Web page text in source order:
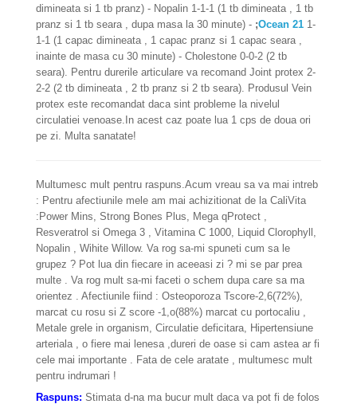
dimineata si 1 tb pranz) - Nopalin 1-1-1 (1 tb dimineata , 1 tb
pranz si 1 tb seara , dupa masa la 30 minute) - ;Ocean 21 1-
1-1 (1 capac dimineata , 1 capac pranz si 1 capac seara ,
inainte de masa cu 30 minute) - Cholestone 0-0-2 (2 tb
seara). Pentru durerile articulare va recomand Joint protex 2-
2-2 (2 tb dimineata , 2 tb pranz si 2 tb seara). Produsul Vein
protex este recomandat daca sint probleme la nivelul
circulatiei venoase.In acest caz poate lua 1 cps de doua ori
pe zi. Multa sanatate!
Multumesc mult pentru raspuns.Acum vreau sa va mai intreb
: Pentru afectiunile mele am mai achizitionat de la CaliVita
:Power Mins, Strong Bones Plus, Mega qProtect ,
Resveratrol si Omega 3 , Vitamina C 1000, Liquid Clorophyll,
Nopalin , Wihite Willow. Va rog sa-mi spuneti cum sa le
grupez ? Pot lua din fiecare in aceeasi zi ? mi se par prea
multe . Va rog mult sa-mi faceti o schem dupa care sa ma
orientez . Afectiunile fiind : Osteoporoza Tscore-2,6(72%),
marcat cu rosu si Z score -1,o(88%) marcat cu portocaliu ,
Metale grele in organism, Circulatie deficitara, Hipertensiune
arteriala , o fiere mai lenesa ,dureri de oase si cam astea ar fi
cele mai importante . Fata de cele aratate , multumesc mult
pentru indrumari !
Raspuns: Stimata d-na ma bucur mult daca va pot fi de folos